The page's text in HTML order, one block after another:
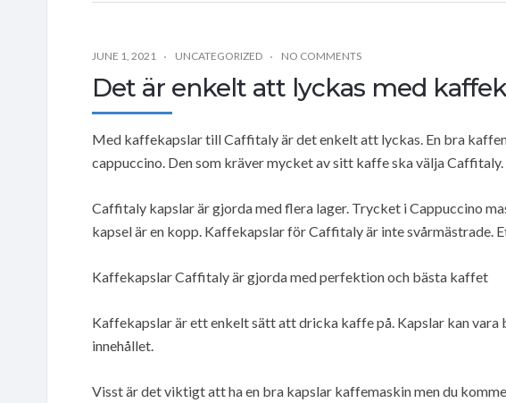
JUNE 1, 2021 UNCATEGORIZED NO COMMENTS
Det är enkelt att lyckas med
Med kaffekapslar till Caffitaly är det enkelt att lyckas. En bra
cappuccino. Den som kräver mycket av sitt kaffe ska välja Caffitaly.
Caffitaly kapslar är gjorda med flera lager. Trycket i Cappuccino
kapsel är en kopp. Kaffekapslar för Caffitaly är inte svårmästrade.
Kaffekapslar Caffitaly är gjorda med perfektion och bästa kaffet
Kaffekapslar är ett enkelt sätt att dricka kaffe på. Kapslar kan vara
innehållet.
Visst är det viktigt att ha en bra kapslar kaffemaskin men du